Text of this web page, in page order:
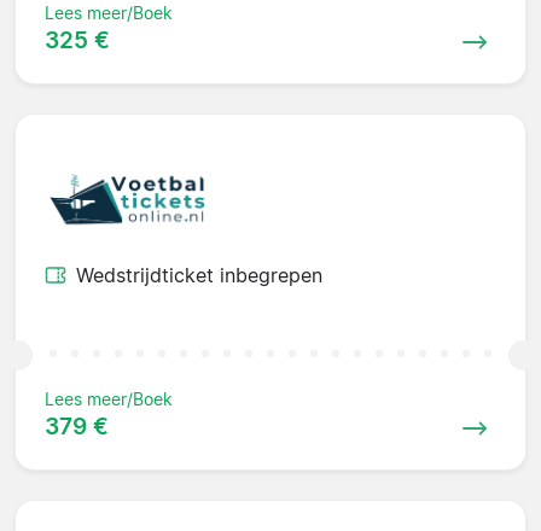
Lees meer/Boek
325 €
Wedstrijdticket inbegrepen
Lees meer/Boek
379 €